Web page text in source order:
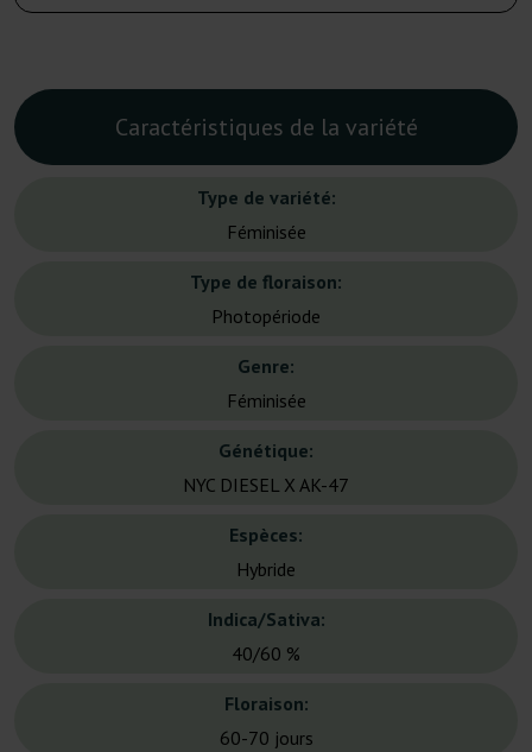
Caractéristiques de la variété
Type de variété:
Féminisée
Type de floraison:
Photopériode
Genre:
Féminisée
Génétique:
NYC DIESEL X AK-47
Espèces:
Hybride
Indica/Sativa:
40/60 %
Floraison:
60-70 jours